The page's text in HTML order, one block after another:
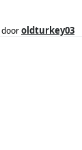
dooroldturkey03